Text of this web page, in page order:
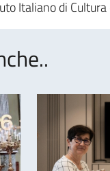
Italiano di